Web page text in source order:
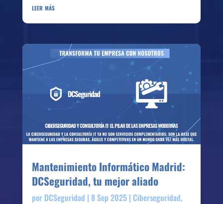
leer más
Mantenimiento Informático Madrid:
DCSeguridad, tu mejor aliado
por DCSeguridad | 8 Sep 2025| Ciberseguridad,